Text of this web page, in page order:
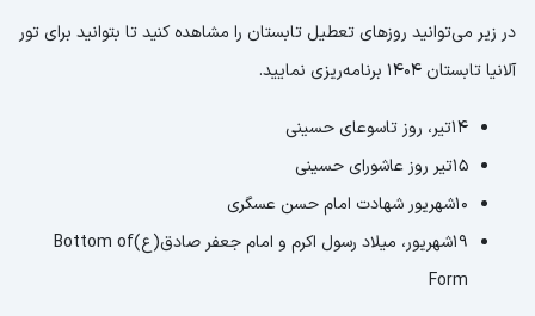
در زیر می‌توانید روزهای تعطیل تابستان را مشاهده کنید تا بتوانید برای تور
آلانیا تابستان 1404 برنامه‌ریزی نمایید.
14تیر، روز تاسوعای حسینی
15تیر روز عاشورای حسینی
10شهریور شهادت امام حسن عسگری
19شهریور، میلاد رسول اکرم و امام جعفر صادق(ع)Bottom of
Form